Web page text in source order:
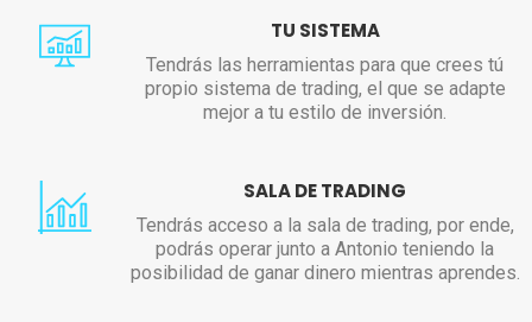
TU SISTEMA
Tendrás las herramientas para que crees tú
propio sistema de trading, el que se adapte
mejor a tu estilo de inversión.
SALA DE TRADING
Tendrás acceso a la sala de trading, por ende,
podrás operar junto a Antonio teniendo la
posibilidad de ganar dinero mientras aprendes.